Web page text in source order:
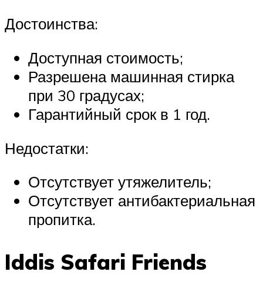
Достоинства:
Доступная стоимость;
Разрешена машинная стирка
при 30 градусах;
Гарантийный срок в 1 год.
Недостатки:
Отсутствует утяжелитель;
Отсутствует антибактериальная
пропитка.
Iddis Safari Friends